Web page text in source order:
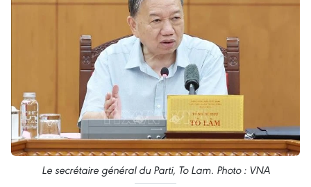
Le secrétaire général du Parti, To Lam. Photo : VNA